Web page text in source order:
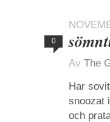
0
Av The
Har
snoozat
och